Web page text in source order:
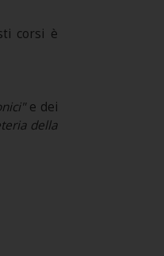
corsi è
e dei
della